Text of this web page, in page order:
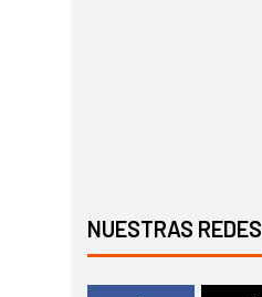
NUESTRAS REDES